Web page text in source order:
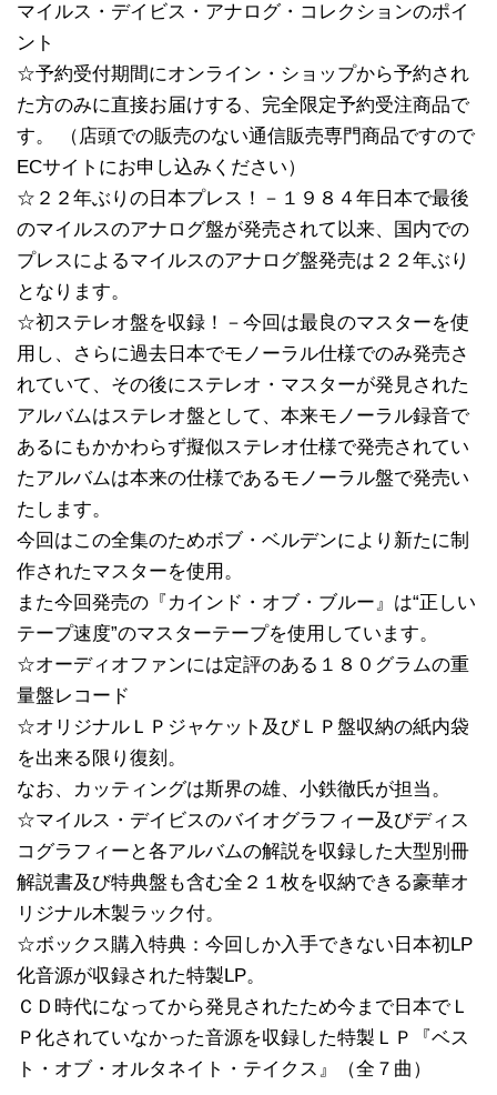
マイルス・デイビス・アナログ・コレクションのポイ
ント
☆予約受付期間にオンライン・ショップから予約され
た方のみに直接お届けする、完全限定予約受注商品で
す。 （店頭での販売のない通信販売専門商品ですので
ECサイトにお申し込みください）
☆２２年ぶりの日本プレス！－１９８４年日本で最後
のマイルスのアナログ盤が発売されて以来、国内での
プレスによるマイルスのアナログ盤発売は２２年ぶり
となります。
☆初ステレオ盤を収録！－今回は最良のマスターを使
用し、さらに過去日本でモノーラル仕様でのみ発売さ
れていて、その後にステレオ・マスターが発見された
アルバムはステレオ盤として、本来モノーラル録音で
あるにもかかわらず擬似ステレオ仕様で発売されてい
たアルバムは本来の仕様であるモノーラル盤で発売い
たします。
今回はこの全集のためボブ・ベルデンにより新たに制
作されたマスターを使用。
また今回発売の『カインド・オブ・ブルー』は“正しい
テープ速度”のマスターテープを使用しています。
☆オーディオファンには定評のある１８０グラムの重
量盤レコード
☆オリジナルＬＰジャケット及びＬＰ盤収納の紙内袋
を出来る限り復刻。
なお、カッティングは斯界の雄、小鉄徹氏が担当。
☆マイルス・デイビスのバイオグラフィー及びディス
コグラフィーと各アルバムの解説を収録した大型別冊
解説書及び特典盤も含む全２１枚を収納できる豪華オ
リジナル木製ラック付。
☆ボックス購入特典：今回しか入手できない日本初LP
化音源が収録された特製LP。
ＣＤ時代になってから発見されたため今まで日本でＬ
Ｐ化されていなかった音源を収録した特製ＬＰ『ベス
ト・オブ・オルタネイト・テイクス』（全７曲）